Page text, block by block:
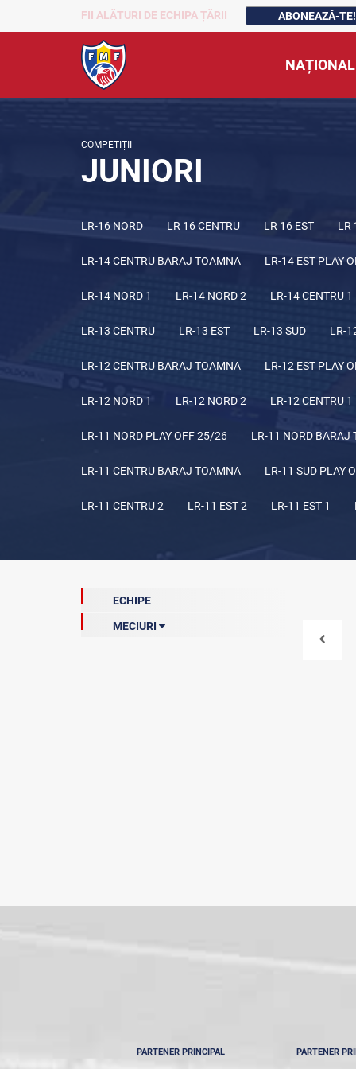
FII ALĂTURI DE ECHIPA ȚĂRII ABONEAZĂ-TE!
COMPETIȚII
JUNIORI
LR-16 NORD LR 16 CENTRU LR 16 EST LR
LR-14 CENTRU BARAJ TOAMNA LR-14 EST PLAY
LR-14 NORD 1 LR-14 NORD 2 LR-14 CENTRU 1
LR-13 CENTRU LR-13 EST LR-13 SUD LR-
LR-12 CENTRU BARAJ TOAMNA LR-12 EST PLAY
LR-12 NORD 1 LR-12 NORD 2 LR-12 CENTRU 1
LR-11 NORD PLAY OFF 25/26 LR-11 NORD BARAJ
LR-11 CENTRU BARAJ TOAMNA LR-11 SUD PLAY
LR-11 CENTRU 2 LR-11 EST 2 LR-11 EST 1
ECHIPE
MECIURI
PARTENER PRINCIPAL PARTENER